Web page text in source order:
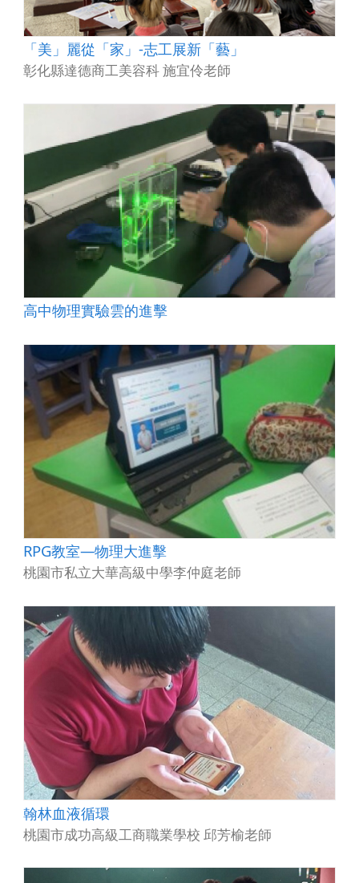
「美」麗從「家」-志工展新「藝」
彰化縣達德商工美容科 施宜伶老師
高中物理實驗雲的進擊
RPG教室—物理大進擊
桃園市私立大華高級中學李仲庭老師
翰林血液循環
桃園市成功高級工商職業學校 邱芳榆老師